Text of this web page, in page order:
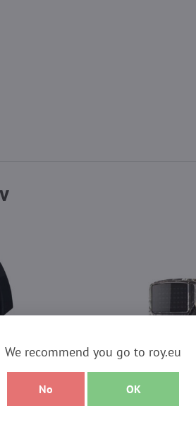
We recommend you go to roy.eu
No OK